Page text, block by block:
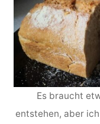
Es braucht
entstehen, aber